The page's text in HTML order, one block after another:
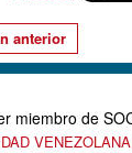
anterior
miembro de